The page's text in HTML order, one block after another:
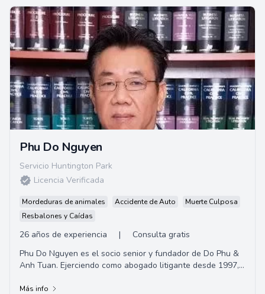
Phu Do Nguyen
Servicio Huntington Park
Licencia Verificada
Mordeduras de animales Accidente de Auto
Muerte Culposa
Resbalones y Caídas
26 años de experiencia |
Consulta gratis
Phu Do Nguyen es el socio senior y fundador de Do Phu &
Anh Tuan. Ejerciendo como abogado litigante desde 1997,
Más info